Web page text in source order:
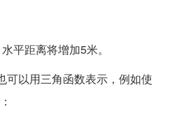
平距离将增加5米。
可以用三角函数表示，例如使